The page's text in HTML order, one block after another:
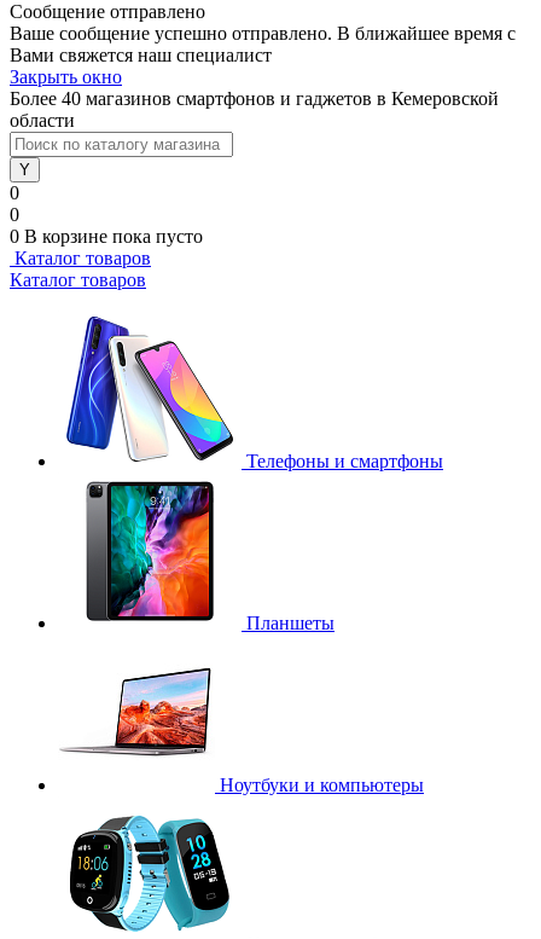
Сообщение отправлено
Ваше сообщение успешно отправлено. В ближайшее время с
Вами свяжется наш специалист
Закрыть окно
Более 40 магазинов смартфонов и гаджетов в Кемеровской
области
0
0
0 В корзине пока пусто
Каталог товаров
Каталог товаров
Телефоны и смартфоны
Планшеты
Ноутбуки и компьютеры